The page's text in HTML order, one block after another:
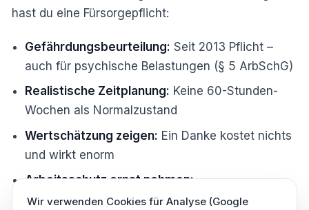
hast du eine Fürsorgepflicht:
Gefährdungsbeurteilung: Seit 2013 Pflicht –
auch für psychische Belastungen (§ 5 ArbSchG)
Realistische Zeitplanung: Keine 60-Stunden-
Wochen als Normalzustand
Wertschätzung zeigen: Ein Danke kostet nichts
und wirkt enorm
Arbeitsschutz ernst nehmen:
Sicherheitsvorschrifteneinhalten schützt auch
Wir verwenden Cookies für Analyse (Google